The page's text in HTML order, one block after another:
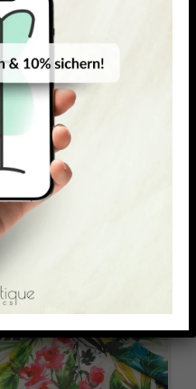
SCUBA LIGHT
Gloria Scuba Light
22,50
€ 19,35
/ Meter